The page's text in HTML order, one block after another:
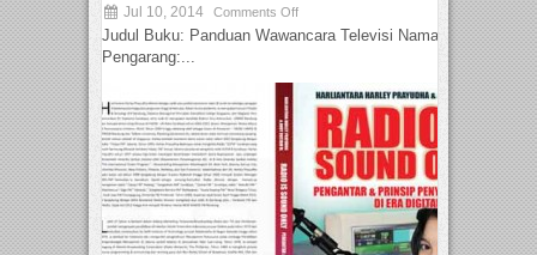
Jul 10, 2014 Comments Off
Judul Buku: Panduan Wawancara Televisi Nama
Pengarang:...